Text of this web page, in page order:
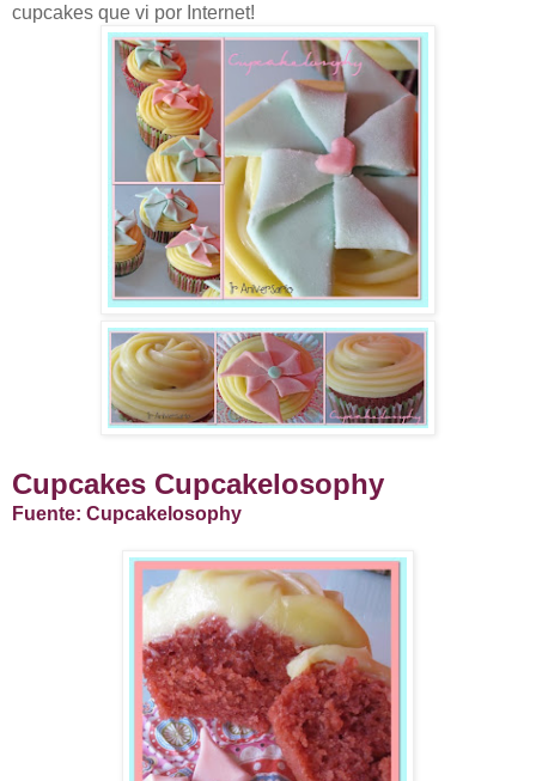
cupcakes que vi por Internet!
Cupcakes Cupcakelosophy
Fuente: Cupcakelosophy